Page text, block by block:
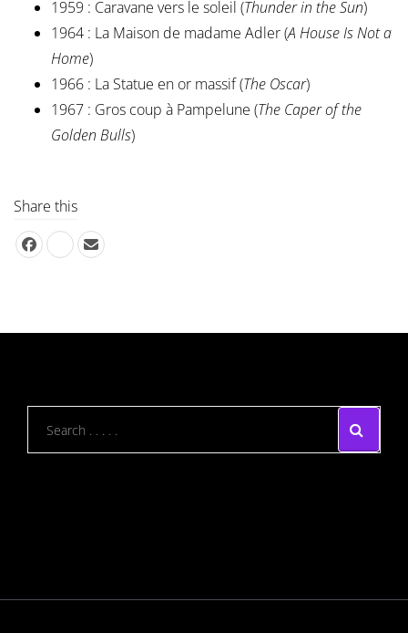
1959 : Caravane vers le soleil (Thunder in the Sun)
1964 : La Maison de madame Adler (A House Is Not a
Home)
1966 : La Statue en or massif (The Oscar)
1967 : Gros coup à Pampelune (The Caper of the
Golden Bulls)
Share this